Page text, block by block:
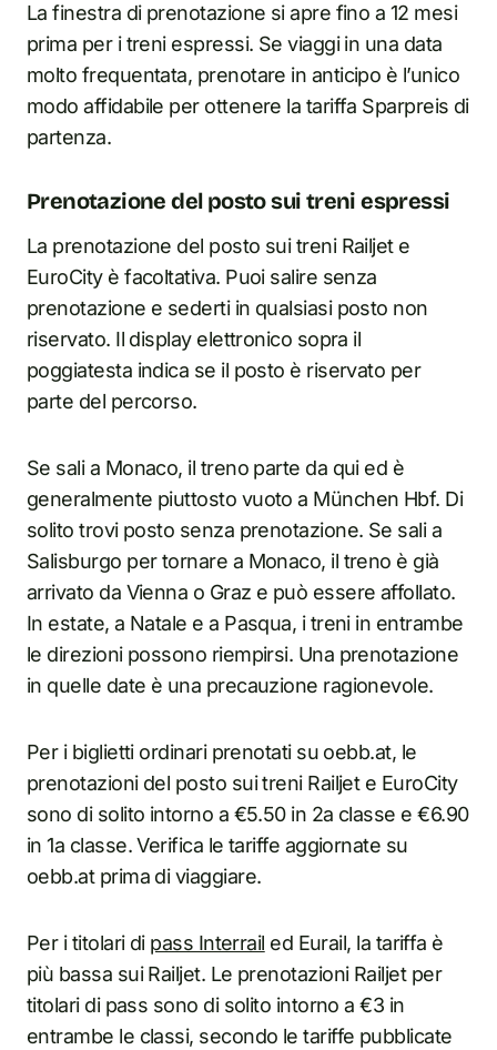
La finestra di prenotazione si apre fino a 12 mesi
prima per i treni espressi. Se viaggi in una data
molto frequentata, prenotare in anticipo è l’unico
modo affidabile per ottenere la tariffa Sparpreis di
partenza.
Prenotazione del posto sui treni espressi
La prenotazione del posto sui treni Railjet e
EuroCity è facoltativa. Puoi salire senza
prenotazione e sederti in qualsiasi posto non
riservato. Il display elettronico sopra il
poggiatesta indica se il posto è riservato per
parte del percorso.
Se sali a Monaco, il treno parte da qui ed è
generalmente piuttosto vuoto a München Hbf. Di
solito trovi posto senza prenotazione. Se sali a
Salisburgo per tornare a Monaco, il treno è già
arrivato da Vienna o Graz e può essere affollato.
In estate, a Natale e a Pasqua, i treni in entrambe
le direzioni possono riempirsi. Una prenotazione
in quelle date è una precauzione ragionevole.
Per i biglietti ordinari prenotati su oebb.at, le
prenotazioni del posto sui treni Railjet e EuroCity
sono di solito intorno a €5.50 in 2a classe e €6.90
in 1a classe. Verifica le tariffe aggiornate su
oebb.at prima di viaggiare.
Per i titolari di pass Interrail ed Eurail, la tariffa è
più bassa sui Railjet. Le prenotazioni Railjet per
titolari di pass sono di solito intorno a €3 in
entrambe le classi, secondo le tariffe pubblicate